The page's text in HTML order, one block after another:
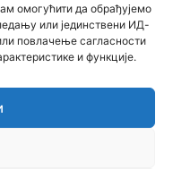
омогућити да обрађујемо
или јединствени ИД-
повлачење сагласности
и функције.
by TagDiv